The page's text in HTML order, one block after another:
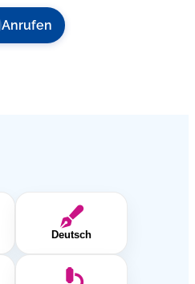
Anrufen
Deutsch